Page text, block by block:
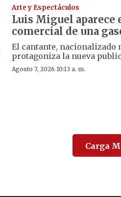
Arte y Espectáculos
Luis Miguel aparece
comercial de una
El cantante, nacionalizado
protagoniza la nueva
Agosto 7, 2026 10:13 a. m.
Carga